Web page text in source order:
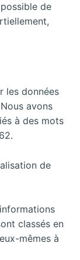
de
les données
avons
à des mots
de
classés en
mêmes à